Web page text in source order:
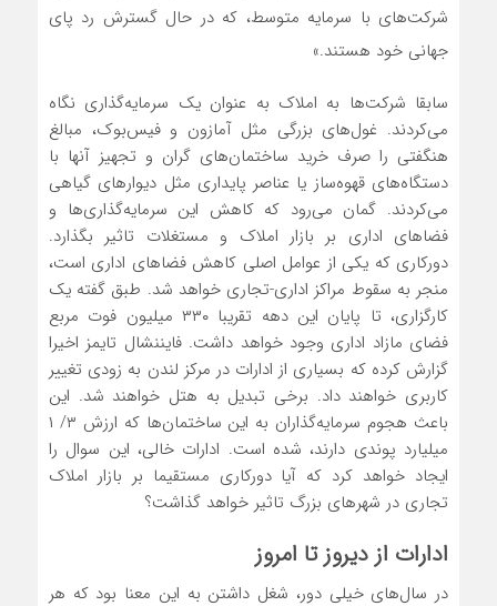
شرکت‌های با سرمایه متوسط، که در حال گسترش رد پای
جهانی خود هستند.»
سابقا شرکت‌ها به املاک به عنوان یک سرمایه‌گذاری نگاه
می‌‌‌کردند. غول‌‌‌های بزرگی مثل آمازون و فیس‌بوک‌، مبالغ
هنگفتی را صرف خرید ساختمان‌‌‌های گران و تجهیز آنها با
دستگاه‌‌‌های قهوه‌‌‌ساز یا عناصر پایداری مثل دیوارهای گیاهی
می‌‌‌کردند. گمان می‌رود که کاهش این سرمایه‌گذاری‌‌‌ها و
فضاهای اداری بر بازار املاک و مستغلات تاثیر بگذارد.
دورکاری که یکی از عوامل اصلی کاهش فضاهای اداری است،
منجر به سقوط مراکز اداری-تجاری خواهد شد. طبق گفته یک
کارگزاری، تا پایان این دهه تقریبا ۳۳۰ میلیون فوت مربع
فضای مازاد اداری وجود خواهد داشت. فایننشال تایمز اخیرا
گزارش کرده که بسیاری از ادارات در مرکز لندن به زودی تغییر
کاربری خواهند داد. برخی تبدیل به هتل خواهند شد. این
باعث هجوم سرمایه‌گذاران به این ساختمان‌‌‌ها که ارزش ۳/ ۱
میلیارد پوندی دارند، شده است. ادارات خالی، این سوال را
ایجاد خواهد کرد که آیا دورکاری مستقیما بر بازار املاک
تجاری در شهرهای بزرگ تاثیر خواهد گذاشت؟
ادارات از دیروز تا امروز
در سال‌های خیلی دور، شغل داشتن به این معنا بود که هر